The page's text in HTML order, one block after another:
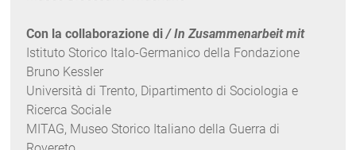
Con la collaborazione di/ In Zusammenarbeit mit
Istituto Storico Italo-Germanico della Fondazione
Bruno Kessler
Università di Trento, Dipartimento di Sociologia e
Ricerca Sociale
MITAG, Museo Storico Italiano della Guerra di